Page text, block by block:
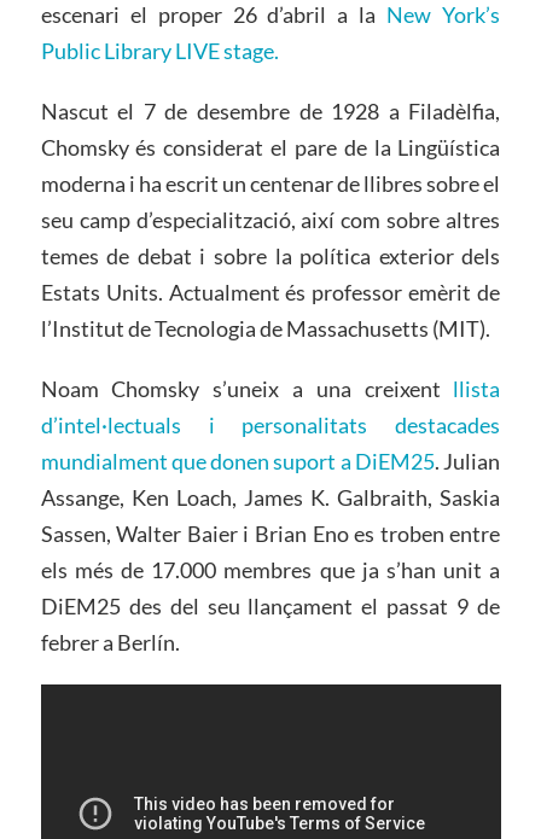
escenari el proper 26 d’abril a la New York’s
Public Library LIVE stage.
Nascut el 7 de desembre de 1928 a Filadèlfia,
Chomsky és considerat el pare de la Lingüística
moderna i ha escrit un centenar de llibres sobre el
seu camp d’especialització, així com sobre altres
temes de debat i sobre la política exterior dels
Estats Units. Actualment és professor emèrit de
l’Institut de Tecnologia de Massachusetts (MIT).
Noam Chomsky s’uneix a una creixent llista
d’intel·lectuals i personalitats destacades
mundialment que donen suport a DiEM25. Julian
Assange, Ken Loach, James K. Galbraith, Saskia
Sassen, Walter Baier i Brian Eno es troben entre
els més de 17.000 membres que ja s’han unit a
DiEM25 des del seu llançament el passat 9 de
febrer a Berlín.